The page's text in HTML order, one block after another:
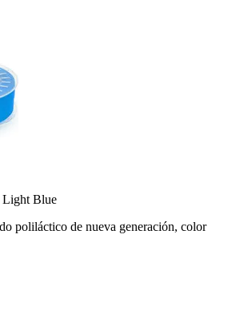
Blue
poliláctico de nueva generación, color